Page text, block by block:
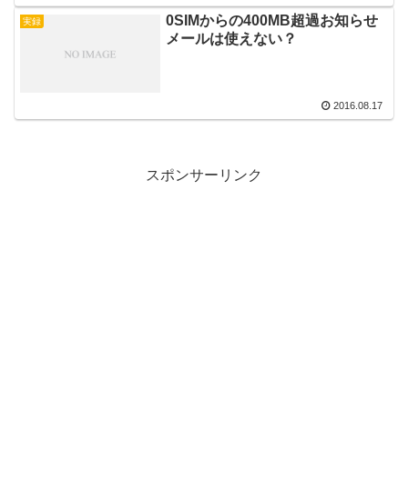
実録
0SIMからの400MB超過お知らせ
メールは使えない？
2016.08.17
スポンサーリンク